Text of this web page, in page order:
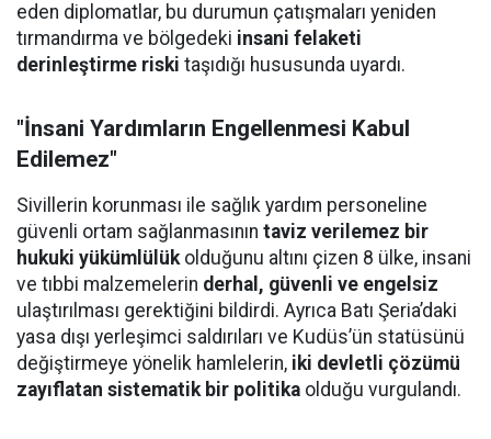
eden diplomatlar, bu durumun çatışmaları yeniden
tırmandırma ve bölgedeki insani felaketi
derinleştirme riski taşıdığı hususunda uyardı.
"İnsani Yardımların Engellenmesi Kabul
Edilemez"
Sivillerin korunması ile sağlık yardım personeline
güvenli ortam sağlanmasının taviz verilemez bir
hukuki yükümlülükolduğunu altını çizen 8 ülke, insani
ve tıbbi malzemelerin derhal, güvenli ve engelsiz
ulaştırılması gerektiğini bildirdi. Ayrıca Batı Şeria’daki
yasa dışı yerleşimci saldırıları ve Kudüs’ün statüsünü
değiştirmeye yönelik hamlelerin, iki devletli çözümü
zayıflatan sistematik bir politika olduğu vurgulandı.